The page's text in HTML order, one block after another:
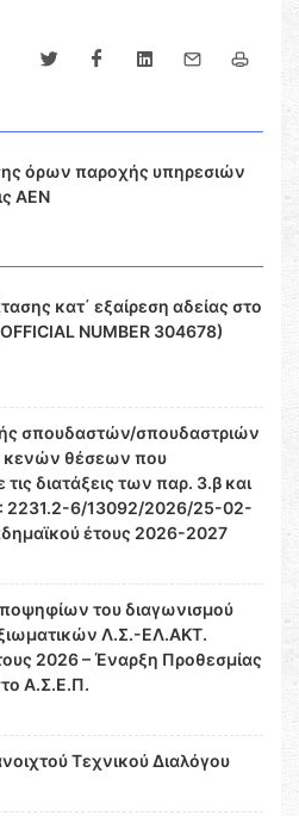
όρων παροχής υπηρεσιών
ΑΕΝ
κατ΄ εξαίρεση αδείας στο
NUMBER 304678)
σπουδαστών/σπουδαστριών
κενών θέσεων που
διατάξεις των παρ. 3.β και
2231.2-6/13092/2026/25-02-
έτους 2026-2027
του διαγωνισμού
Λ.Σ.-ΕΛ.ΑΚΤ.
2026 – Έναρξη Προθεσμίας
Α.Σ.Ε.Π.
Τεχνικού Διαλόγου